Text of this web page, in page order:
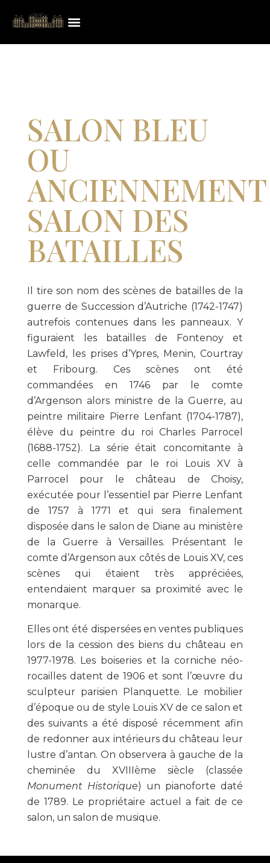
SALON BLEU
OU
ANCIENNEMENT
SALON DES
BATAILLES
Il tire son nom des scènes de batailles de la
guerre de Succession d’Autriche (1742-1747)
autrefois contenues dans les panneaux. Y
figuraient les batailles de Fontenoy et
Lawfeld, les prises d’Ypres, Menin, Courtray
et Fribourg. Ces scènes ont été
commandées en 1746 par le comte
d’Argenson alors ministre de la Guerre, au
peintre militaire Pierre Lenfant (1704-1787),
élève du peintre du roi Charles Parrocel
(1688-1752). La série était concomitante à
celle commandée par le roi Louis XV à
Parrocel pour le château de Choisy,
exécutée pour l’essentiel par Pierre Lenfant
de 1757 à 1771 et qui sera finalement
disposée dans le salon de Diane au ministère
de la Guerre à Versailles. Présentant le
comte d’Argenson aux côtés de Louis XV, ces
scènes qui étaient très appréciées,
entendaient marquer sa proximité avec le
monarque.
Elles ont été dispersées en ventes publiques
lors de la cession des biens du château en
1977-1978. Les boiseries et la corniche néo-
rocailles datent de 1906 et sont l’œuvre du
sculpteur parisien Planquette. Le mobilier
d’époque ou de style Louis XV de ce salon et
des suivants a été disposé récemment afin
de redonner aux intérieurs du château leur
lustre d’antan. On observera à gauche de la
cheminée du XVIII ème siècle (classée
Monument Historique) un pianoforte daté
de 1789. Le propriétaire actuel a fait de ce
salon, un salon de musique.